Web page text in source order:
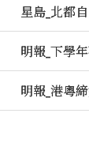
星島_北都
明報_下學
明報_港粵